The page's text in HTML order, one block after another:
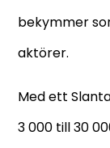
bekymmer
aktörer.
Med ett
3 000 till 30